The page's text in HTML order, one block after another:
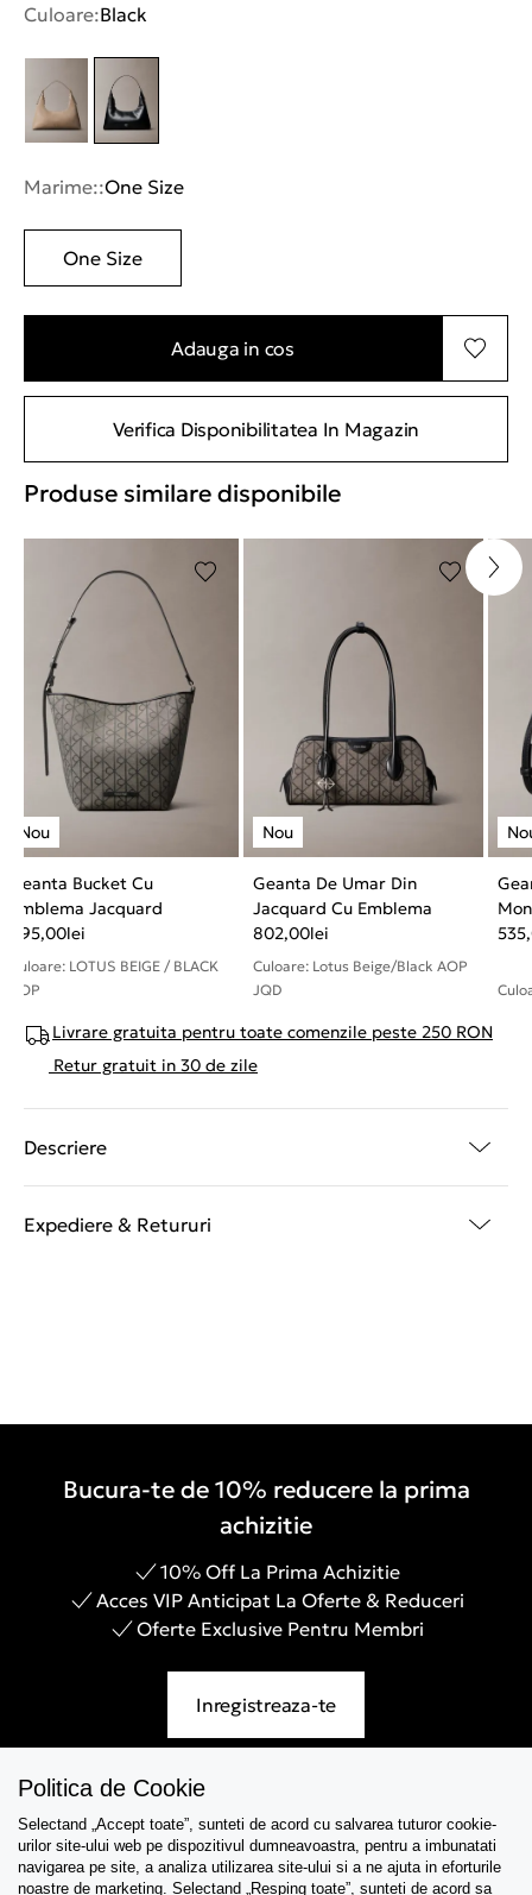
Culoare:Black
Marime::One Size
One Size
Adauga in cos
Verifica Disponibilitatea In Magazin
Produse similare disponibile
Geanta Bucket Cu
Emblema Jacquard
695,00lei
Culoare: LOTUS BEIGE / BLACK
AOP
Geanta De Umar Din
Jacquard Cu Emblema
802,00lei
Culoare: Lotus Beige/Black AOP
JQD
Livrare gratuita pentru toate comenzile peste 250 RON
Retur gratuit in 30 de zile
Descriere
Expediere & Retururi
Bucura-te de 10% reducere la prima
achizitie
10% Off La Prima Achizitie
Acces VIP Anticipat La Oferte & Reduceri
Oferte Exclusive Pentru Membri
Inregistreaza-te
Asistenta
Colectii
Politica de Cookie
Selectand „Accept toate”, sunteti de acord cu salvarea tuturor cookie-
urilor site-ului web pe dispozitivul dumneavoastra, pentru a imbunatati
navigarea pe site, a analiza utilizarea site-ului si a ne ajuta in eforturile
noastre de marketing. Selectand „Resping toate”, sunteti de acord sa